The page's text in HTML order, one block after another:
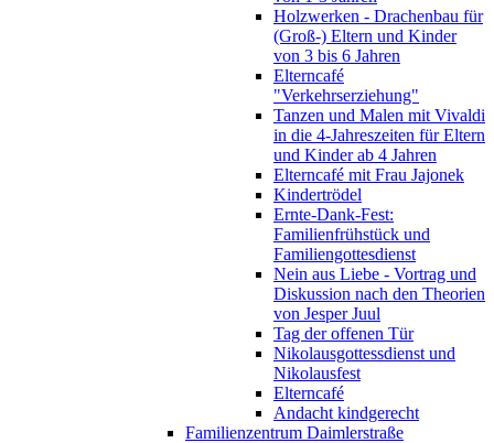
Holzwerken - Drachenbau für
(Groß-) Eltern und Kinder
von 3 bis 6 Jahren
Elterncafé
"Verkehrserziehung"
Tanzen und Malen mit Vivaldi
in die 4-Jahreszeiten für Eltern
und Kinder ab 4 Jahren
Elterncafé mit Frau Jajonek
Kindertrödel
Ernte-Dank-Fest:
Familienfrühstück und
Familiengottesdienst
Nein aus Liebe - Vortrag und
Diskussion nach den Theorien
von Jesper Juul
Tag der offenen Tür
Nikolausgottessdienst und
Nikolausfest
Elterncafé
Andacht kindgerecht
Familienzentrum Daimlerstraße